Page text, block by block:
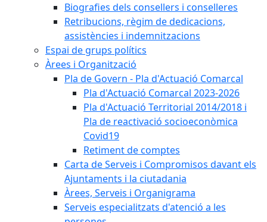
Biografies dels consellers i conselleres
Retribucions, règim de dedicacions,
assistències i indemnitzacions
Espai de grups polítics
Àrees i Organització
Pla de Govern - Pla d'Actuació Comarcal
Pla d'Actuació Comarcal 2023-2026
Pla d'Actuació Territorial 2014/2018 i
Pla de reactivació socioeconòmica
Covid19
Retiment de comptes
Carta de Serveis i Compromisos davant els
Ajuntaments i la ciutadania
Àrees, Serveis i Organigrama
Serveis especialitzats d'atenció a les